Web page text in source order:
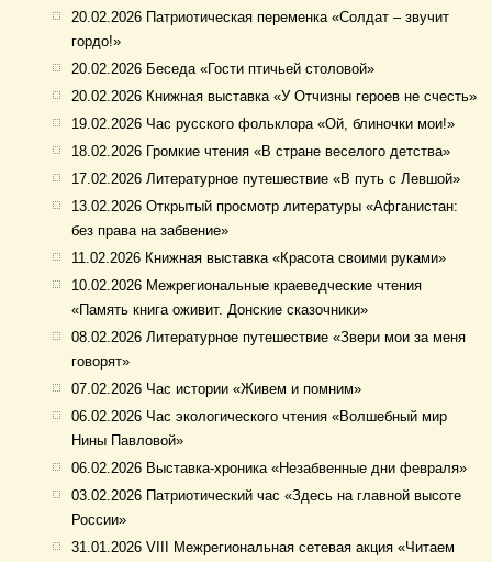
20.02.2026 Патриотическая переменка «Солдат – звучит
гордо!»
20.02.2026 Беседа «Гости птичьей столовой»
20.02.2026 Книжная выставка «У Отчизны героев не счесть»
19.02.2026 Час русского фольклора «Ой, блиночки мои!»
18.02.2026 Громкие чтения «В стране веселого детства»
17.02.2026 Литературное путешествие «В путь с Левшой»
13.02.2026 Открытый просмотр литературы «Афганистан:
без права на забвение»
11.02.2026 Книжная выставка «Красота своими руками»
10.02.2026 Межрегиональные краеведческие чтения
«Память книга оживит. Донские сказочники»
08.02.2026 Литературное путешествие «Звери мои за меня
говорят»
07.02.2026 Час истории «Живем и помним»
06.02.2026 Час экологического чтения «Волшебный мир
Нины Павловой»
06.02.2026 Выставка-хроника «Незабвенные дни февраля»
03.02.2026 Патриотический час «Здесь на главной высоте
России»
31.01.2026 VIII Межрегиональная сетевая акция «Читаем